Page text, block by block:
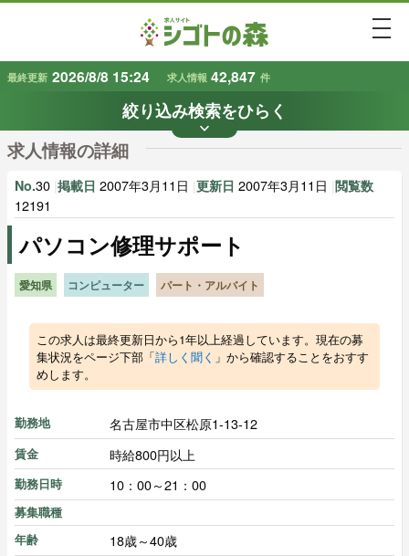
最終更新 2026/8/8 15:24 求人情報 42,847 件
絞り込み検索をひらく
keyboard_arrow_down
条件から探す
地域 で探す 業種で探す
雇用形態 で探す 賃金
求人情報の詳細
No.30 掲載日 2007年3月11日 更新日 2007年3月11日 閲覧数
12191
パソコン修理サポート
愛知県 コンピューター パート・アルバイト
この求人は最終更新日から1年以上経過しています。現在の募
集状況をページ下部「詳しく聞く 」から確認することをおすす
めします。
勤務地 名古屋市中区松原1-13-12
賃金 時給800円以上
勤務日時 10：00～21：00
募集職種
年齢
18歳～40歳